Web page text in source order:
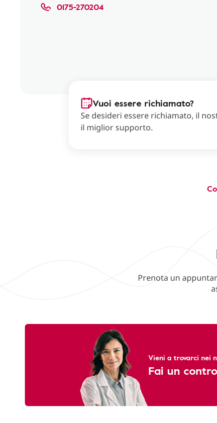
0175-270204
Vuoi essere richiamato?
Se desideri essere richiamato, il
il miglior supporto.
Prenota un
Vieni a trovarci nei
Fai un